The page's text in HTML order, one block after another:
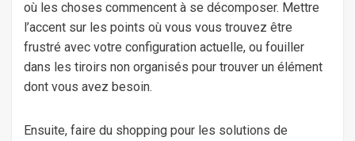
où les choses commencent à se décomposer. Mettre
l’accent sur les points où vous vous trouvez être
frustré avec votre configuration actuelle, ou fouiller
dans les tiroirs non organisés pour trouver un élément
dont vous avez besoin.
Ensuite, faire du shopping pour les solutions de